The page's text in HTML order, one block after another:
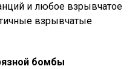
и любое взрывчатое
взрывчатые
бомбы